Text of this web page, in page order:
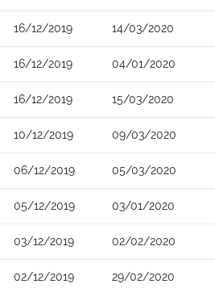
16/12/2019 14/03/2020
16/12/2019 04/01/2020
16/12/2019 15/03/2020
10/12/2019 09/03/2020
06/12/2019 05/03/2020
05/12/2019 03/01/2020
03/12/2019 02/02/2020
02/12/2019 29/02/2020